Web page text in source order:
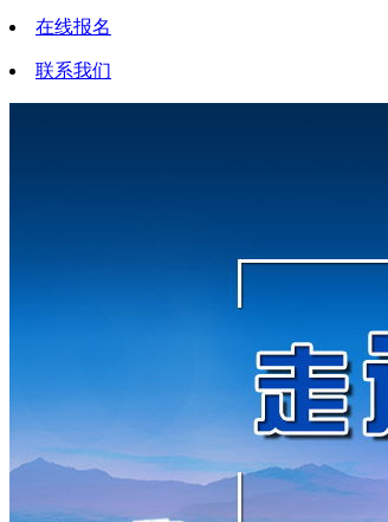
在线报名
联系我们